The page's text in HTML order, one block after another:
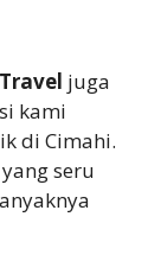
juga
kami
di Cimahi.
seru